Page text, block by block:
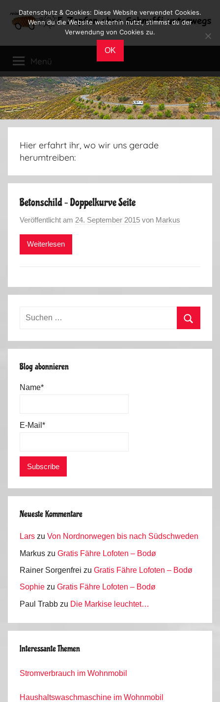
Inhalt
Reiseblog
Leben
im
Wohnmobil
Menü
Hier erfahrt ihr, wo wir uns gerade
herumtreiben:
Betonschild – Doppelkurve Seite
Veröffentlicht am 24. September 2015 von Markus
Weiterlesen
Suchen
Blog abonnieren
Name*
E-Mail*
Neueste Kommentare
Lars zu Von Nordnorwegen bis nach Südschweden
Markus zu Gratis Fähre Lofoten – Bodø
Rainer Sorgenfrei zu Gratis Fähre Lofoten – Bodø
Sophie zu Gratis Fähre Lofoten – Bodø
Paul Trabb zu Die Markise leuchtet…
Interessante Themen
Stromverbrauch im Wohnmobil
Haushaltswaschmaschine im Wohnmobil
Datenschutz & Cookies: Diese Website verwendet Cookies.
Wenn du die Website weiterhin nutzt, stimmst du der
Verwendung von Cookies zu.
OK